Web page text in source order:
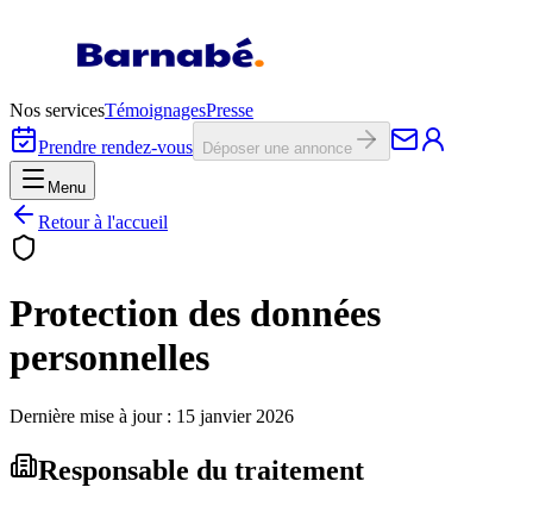
Nos servicesTémoignagesPresse
Prendre rendez-vous
Déposer une annonce
Menu
Retour à l'accueil
Protection des données
personnelles
Dernière mise à jour : 15 janvier 2026
Responsable du traitement